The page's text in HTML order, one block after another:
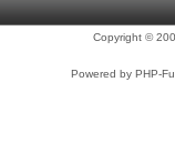
Copyright ©
Powered by PHP-